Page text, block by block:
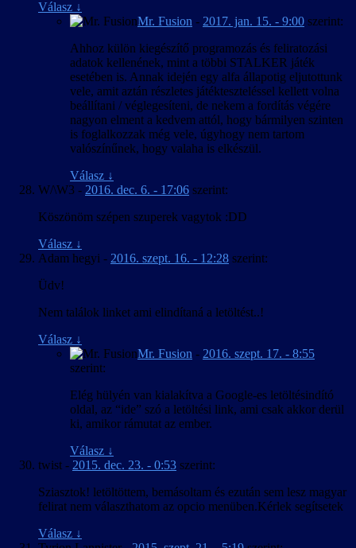
Válasz ↓
Mr. Fusion - 2017. jan. 15. - 9:00 szerint:
Ahhoz külön kiegészítő programozás és feliratozási
adatok kellenének, mint a többi STALKER játék
esetében is. Annak idején egy alfa állapotig eljutottunk
vele, amit aztán részletes játékteszteléssel kellett volna
beállítani / véglegesíteni, de nekem a fordítás végére
nagyon elment a kedvem attól, hogy bármilyen szinten
is foglalkozzak még vele, úgyhogy nem tartom
valószínűnek, hogy valaha is elkészül.
Válasz ↓
W/\W3 - 2016. dec. 6. - 17:06 szerint:
Köszönöm szépen szuperek vagytok :DD
Válasz ↓
Adam hegyi - 2016. szept. 16. - 12:28 szerint:
Üdv!
Nem találok linket ami elindítaná a letöltést..!
Válasz ↓
Mr. Fusion - 2016. szept. 17. - 8:55
szerint:
Elég hülyén van kialakítva a Google-es letöltésindító
oldal, az “ide” szó a letöltési link, ami csak akkor derül
ki, amikor rámutat az ember.
Válasz ↓
twist - 2015. dec. 23. - 0:53 szerint:
Sziasztok! letöltöttem, bemásoltam és ezután sem lesz magyar
felirat nem választhatom az opcio menüben.Kérlek segítsetek
Válasz ↓